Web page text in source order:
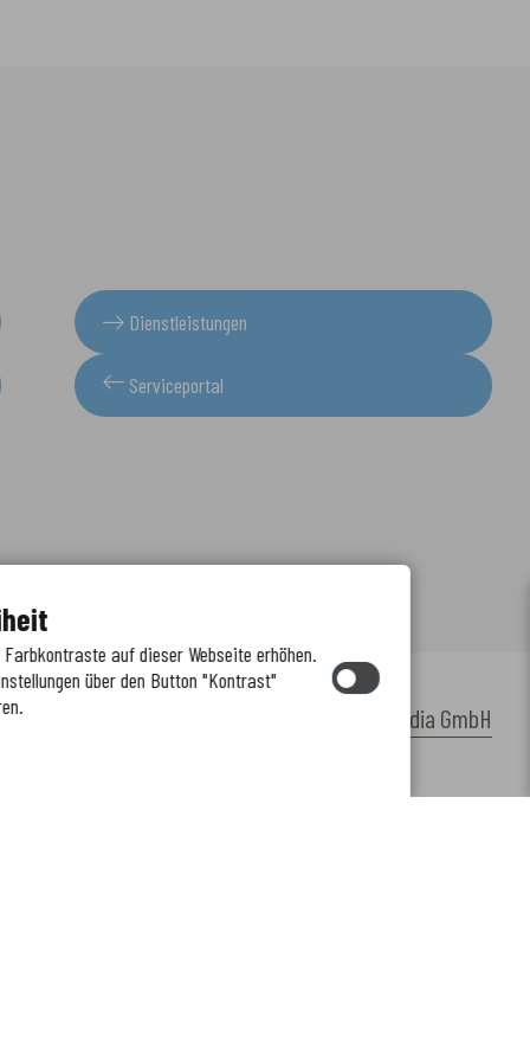
Dienstleistungen
Serviceportal
cm citymedia GmbH
auf dieser Webseite erhöhen.
über den Button "Kontrast"